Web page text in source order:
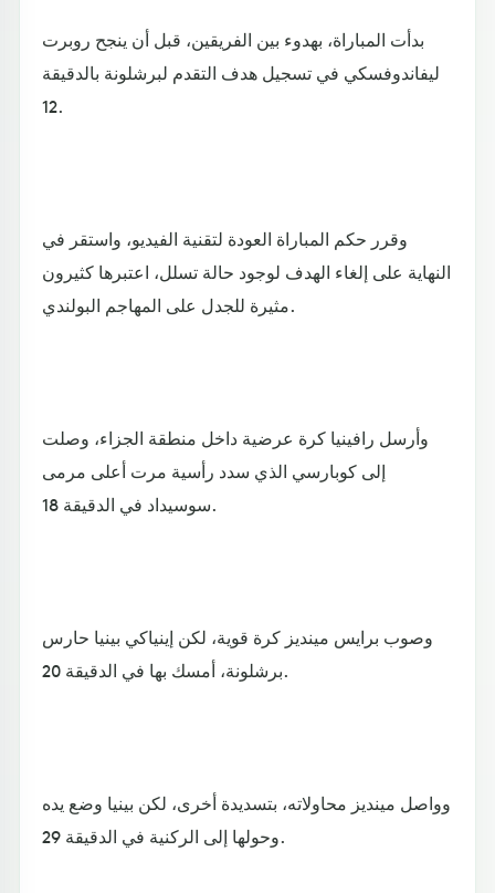
بدأت المباراة، بهدوء بين الفريقين، قبل أن ينجح روبرت
ليفاندوفسكي في تسجيل هدف التقدم لبرشلونة بالدقيقة
12.
وقرر حكم المباراة العودة لتقنية الفيديو، واستقر في
النهاية على إلغاء الهدف لوجود حالة تسلل، اعتبرها كثيرون
مثيرة للجدل على المهاجم البولندي.
وأرسل رافينيا كرة عرضية داخل منطقة الجزاء، وصلت
إلى كوبارسي الذي سدد رأسية مرت أعلى مرمى
سوسيداد في الدقيقة 18.
وصوب برايس مينديز كرة قوية، لكن إينياكي بينيا حارس
برشلونة، أمسك بها في الدقيقة 20.
وواصل مينديز محاولاته، بتسديدة أخرى، لكن بينيا وضع يده
وحولها إلى الركنية في الدقيقة 29.